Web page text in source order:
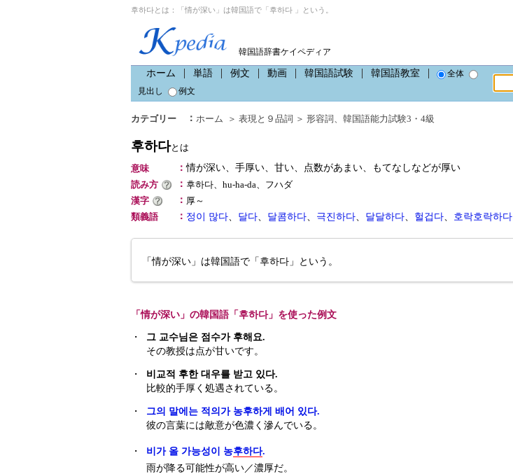
후하다とは：「情が深い」は韓国語で「후하다 」という。
韓国語辞書ケイペディア
ホーム 単語 例文 動画 韓国語試験 韓国語教室
全体
見出し
例文
カテゴリー ： ホーム ＞ 表現と９品詞 ＞ 形容詞 、 韓国語能力試験3・4級
후하다とは
意味
：情が深い、手厚い、甘い、点数があまい、もてなしなどが厚い
読み方
： 후하다、hu-ha-da、フハダ
漢字
： 厚～
類義語
： 정이 많다、 달다、 달콤하다、 극진하다、 달달하다、 헐겁다、 호락호락하다
「情が深い」は韓国語で「후하다」という。
「情が深い」の韓国語「후하다」を使った例文
・
그 교수님은 점수가 후해요.
その教授は点が甘いです。
・
비교적 후한 대우를 받고 있다.
比較的手厚く処遇されている。
・
그의 말에는 적의가 농후하게 배어 있다.
彼の言葉には敵意が色濃く滲んでいる。
・ 비가 올 가능성이 농후하다.
雨が降る可能性が高い／濃厚だ。